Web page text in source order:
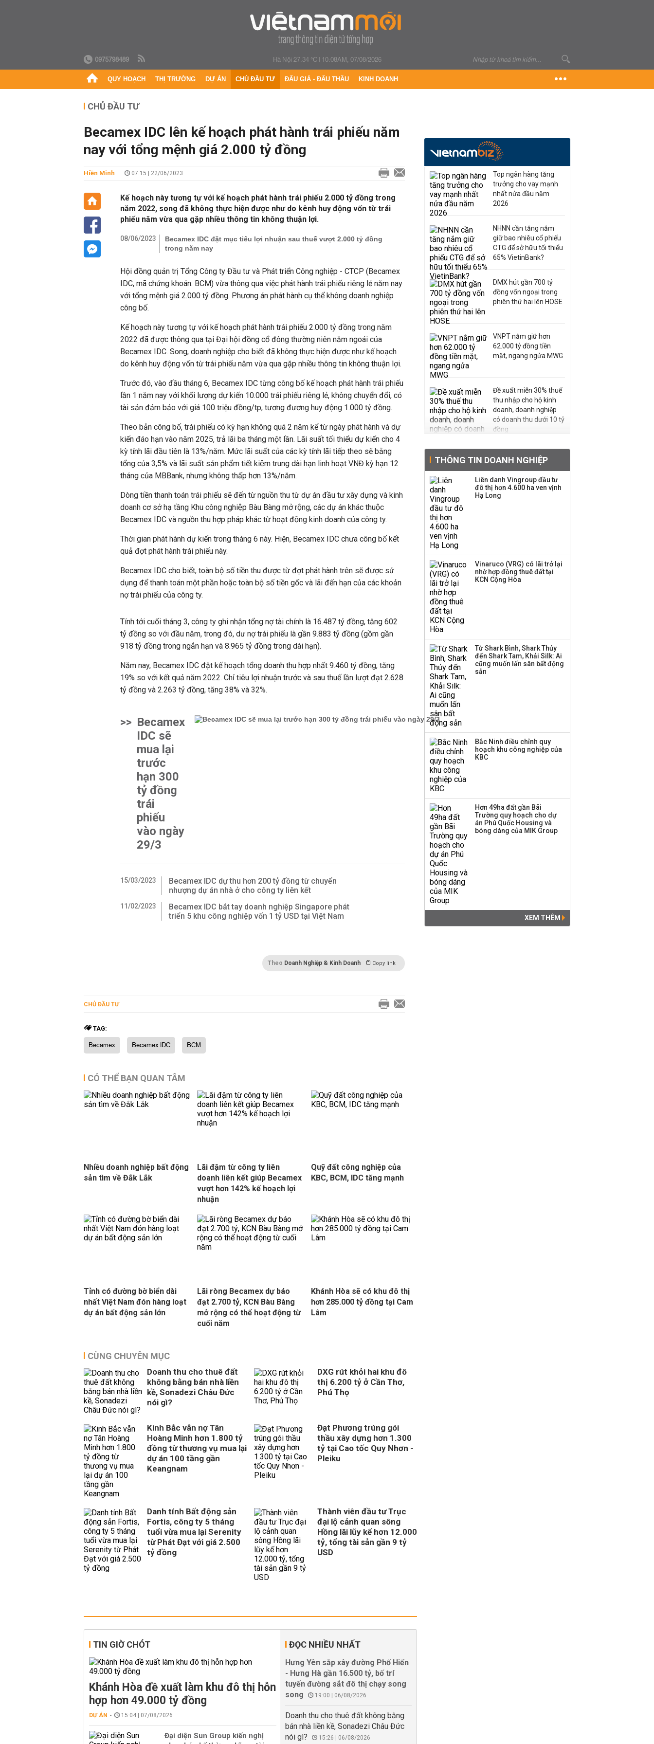
0975798489 Hà Nội 27.34 °C| 10:08AM, 07/08/2026
QUY HOẠCH THỊ TRƯỜNG DỰ ÁN CHỦ ĐẦU TƯ ĐẤU GIÁ - ĐẤU THẦU KINH DOANH
CHỦ ĐẦU TƯ
Becamex IDC lên kế hoạch phát hành trái phiếu năm
nay với tổng mệnh giá 2.000 tỷ đồng
Hiền Minh 07:15 | 22/06/2023
Kế hoạch này tương tự với kế hoạch phát hành trái phiếu 2.000 tỷ đồng trong
năm 2022, song đã không thực hiện được như do kênh huy động vốn từ trái
phiếu năm vừa qua gặp nhiều thông tin không thuận lợi.
08/06/2023
Becamex IDC đặt mục tiêu lợi nhuận sau thuế vượt 2.000 tỷ đồng
trong năm nay
Hội đồng quản trị Tổng Công ty Đầu tư và Phát triển Công nghiệp - CTCP (Becamex
IDC, mã chứng khoán: BCM) vừa thông qua việc phát hành trái phiếu riêng lẻ năm nay
với tổng mệnh giá 2.000 tỷ đồng. Phương án phát hành cụ thể không doanh nghiệp
công bố.
Kế hoạch này tương tự với kế hoạch phát hành trái phiếu 2.000 tỷ đồng trong năm
2022 đã được thông qua tại Đại hội đồng cổ đông thường niên năm ngoái của
Becamex IDC. Song, doanh nghiệp cho biết đã không thực hiện được như kế hoạch
do kênh huy động vốn từ trái phiếu năm vừa qua gặp nhiều thông tin không thuận lợi.
Trước đó, vào đầu tháng 6, Becamex IDC từng công bố kế hoạch phát hành trái phiếu
lần 1 năm nay với khối lượng dự kiến 10.000 trái phiếu riêng lẻ, không chuyển đổi, có
tài sản đảm bảo với giá 100 triệu đồng/tp, tương đương huy động 1.000 tỷ đồng.
Theo bản công bố, trái phiếu có kỳ hạn không quá 2 năm kể từ ngày phát hành và dự
kiến đáo hạn vào năm 2025, trả lãi ba tháng một lần. Lãi suất tối thiểu dự kiến cho 4
kỳ tính lãi đầu tiên là 13%/năm. Mức lãi suất của các kỳ tính lãi tiếp theo sẽ bằng
tổng của 3,5% và lãi suất sản phẩm tiết kiệm trung dài hạn linh hoạt VNĐ kỳ hạn 12
tháng của MBBank, nhưng không thấp hơn 13%/năm.
Dòng tiền thanh toán trái phiếu sẽ đến từ nguồn thu từ dự án đầu tư xây dựng và kinh
doanh cơ sở hạ tầng Khu công nghiệp Bàu Bàng mở rộng, các dự án khác thuộc
Becamex IDC và nguồn thu hợp pháp khác từ hoạt động kinh doanh của công ty.
Thời gian phát hành dự kiến trong tháng 6 này. Hiện, Becamex IDC chưa công bố kết
quả đợt phát hành trái phiếu này.
Becamex IDC cho biết, toàn bộ số tiền thu được từ đợt phát hành trên sẽ được sử
dụng để thanh toán một phần hoặc toàn bộ số tiền gốc và lãi đến hạn của các khoản
nợ trái phiếu của công ty.
Tính tới cuối tháng 3, công ty ghi nhận tổng nợ tài chính là 16.487 tỷ đồng, tăng 602
tỷ đồng so với đầu năm, trong đó, dư nợ trái phiếu là gần 9.883 tỷ đồng (gồm gần
918 tỷ đồng trong ngắn hạn và 8.965 tỷ đồng trong dài hạn).
Năm nay, Becamex IDC đặt kế hoạch tổng doanh thu hợp nhất 9.460 tỷ đồng, tăng
19% so với kết quả năm 2022. Chỉ tiêu lợi nhuận trước và sau thuế lần lượt đạt 2.628
tỷ đồng và 2.263 tỷ đồng, tăng 38% và 32%.
>> Becamex
IDC sẽ
mua lại
trước
hạn 300
tỷ đồng
trái
phiếu
vào ngày
29/3
15/03/2023
Becamex IDC dự thu hơn 200 tỷ đồng từ chuyển
nhượng dự án nhà ở cho công ty liên kết
11/02/2023
Becamex IDC bắt tay doanh nghiệp Singapore phát
triển 5 khu công nghiệp vốn 1 tỷ USD tại Việt Nam
Theo Doanh Nghiệp & Kinh Doanh Copy link
CHỦ ĐẦU TƯ
TAG:
Becamex Becamex IDC BCM
CÓ THỂ BẠN QUAN TÂM
Nhiều doanh nghiệp bất động
sản tìm về Đắk Lắk
Lãi đậm từ công ty liên
doanh liên kết giúp Becamex
vượt hơn 142% kế hoạch lợi
nhuận
Quỹ đất công nghiệp của
KBC, BCM, IDC tăng mạnh
Tỉnh có đường bờ biển dài
nhất Việt Nam đón hàng loạt
dự án bất động sản lớn
Lãi ròng Becamex dự báo
đạt 2.700 tỷ, KCN Bàu Bàng
mở rộng có thể hoạt động từ
cuối năm
Khánh Hòa sẽ có khu đô thị
hơn 285.000 tỷ đồng tại Cam
Lâm
CÙNG CHUYÊN MỤC
Doanh thu cho thuê đất
không bằng bán nhà liền
kề, Sonadezi Châu Đức
nói gì?
DXG rút khỏi hai khu đô
thị 6.200 tỷ ở Cần Thơ,
Phú Thọ
Kinh Bắc vẫn nợ Tân
Hoàng Minh hơn 1.800 tỷ
đồng từ thương vụ mua lại
dự án 100 tầng gần
Keangnam
Đạt Phương trúng gói
thầu xây dựng hơn 1.300
tỷ tại Cao tốc Quy Nhơn -
Pleiku
Danh tính Bất động sản
Fortis, công ty 5 tháng
tuổi vừa mua lại Serenity
từ Phát Đạt với giá 2.500
tỷ đồng
Thành viên đầu tư Trục
đại lộ cảnh quan sông
Hồng lãi lũy kế hơn 12.000
tỷ, tổng tài sản gần 9 tỷ
USD
TIN GIỜ CHÓT
Khánh Hòa đề xuất làm khu đô thị hỗn
hợp hơn 49.000 tỷ đồng
DỰ ÁN 15:04 | 07/08/2026
Đại diện Sun Group kiến nghị
ĐỌC NHIỀU NHẤT
Hưng Yên sắp xây đường Phố Hiến
- Hưng Hà gần 16.500 tỷ, bố trí
tuyến đường sắt đô thị chạy song
song
19:00 | 06/08/2026
Doanh thu cho thuê đất không bằng
bán nhà liền kề, Sonadezi Châu Đức
nói gì?
15:26 | 06/08/2026
Top ngân hàng tăng
trưởng cho vay mạnh
nhất nửa đầu năm
2026
NHNN cần tăng nắm
giữ bao nhiêu cổ phiếu
CTG để sở hữu tối thiểu
65% VietinBank?
DMX hút gần 700 tỷ
đồng vốn ngoại trong
phiên thứ hai lên HOSE
VNPT nắm giữ hơn
62.000 tỷ đồng tiền
mặt, ngang ngửa MWG
Đề xuất miễn 30% thuế
thu nhập cho hộ kinh
doanh, doanh nghiệp
có doanh thu dưới 10 tỷ
đồng
gần 500 triệu cổ phiếu,
tăng vốn lên gần
77.800 tỷ
phiếu, người làm chủ
tịch ở tuổi 27
Việt Nam muốn phát
triển quỹ hưu trí: Từ tiết
kiệm gia đình thành
THÔNG TIN DOANH NGHIỆP
Liên danh Vingroup đầu tư
đô thị hơn 4.600 ha ven vịnh
Hạ Long
Vinaruco (VRG) có lãi trở lại
nhờ hợp đồng thuê đất tại
KCN Cộng Hòa
Từ Shark Bình, Shark Thủy
đến Shark Tam, Khải Silk: Ai
cũng muốn lấn sân bất động
sản
Bắc Ninh điều chỉnh quy
hoạch khu công nghiệp của
KBC
Hơn 49ha đất gần Bãi
Trường quy hoạch cho dự
án Phú Quốc Housing và
bóng dáng của MIK Group
XEM THÊM